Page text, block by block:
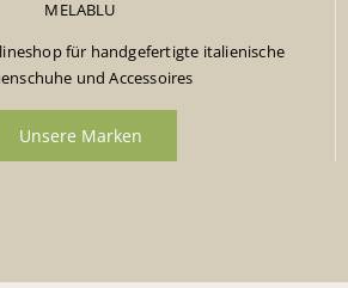
MELABLU
für handgefertigte italienische
und Accessoires
Unsere Marken